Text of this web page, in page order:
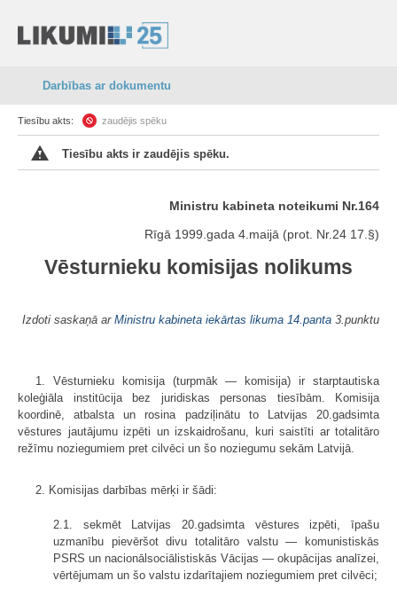
Darbības ar dokumentu
Tiesību akts: zaudējis spēku
Tiesību akts ir zaudējis spēku.
Ministru kabineta noteikumi Nr.164
Rīgā 1999.gada 4.maijā (prot. Nr.24 17.§)
Vēsturnieku komisijas nolikums
Izdoti saskaņā ar Ministru kabineta iekārtas likuma 14.panta 3.punktu
1. Vēsturnieku komisija (turpmāk — komisija) ir starptautiska
koleģiāla institūcija bez juridiskas personas tiesībām. Komisija
koordinē, atbalsta un rosina padziļinātu to Latvijas 20.gadsimta
vēstures jautājumu izpēti un izskaidrošanu, kuri saistīti ar totalitāro
režīmu noziegumiem pret cilvēci un šo noziegumu sekām Latvijā.
2. Komisijas darbības mērķi ir šādi:
2.1. sekmēt Latvijas 20.gadsimta vēstures izpēti, īpašu
uzmanību pievēršot divu totalitāro valstu — komunistiskās
PSRS un nacionālsociālistiskās Vācijas — okupācijas analīzei,
vērtējumam un šo valstu izdarītajiem noziegumiem pret cilvēci;